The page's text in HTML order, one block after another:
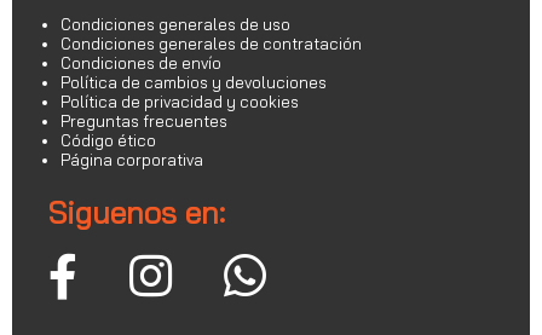
Condiciones generales de uso
Condiciones generales de contratación
Condiciones de envío
Política de cambios y devoluciones
Política de privacidad y cookies
Preguntas frecuentes
Código ético
Página corporativa
Siguenos en: